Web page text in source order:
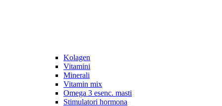
Kolagen
Vitamini
Minerali
Vitamin mix
Omega 3 esenc. masti
Stimulatori hormona